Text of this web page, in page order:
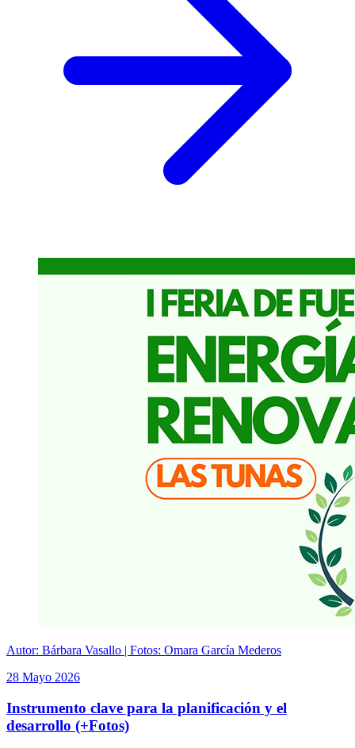
Autor: Bárbara Vasallo | Fotos: Omara García Mederos
28 Mayo 2026
Instrumento clave para la planificación y el
desarrollo (+Fotos)